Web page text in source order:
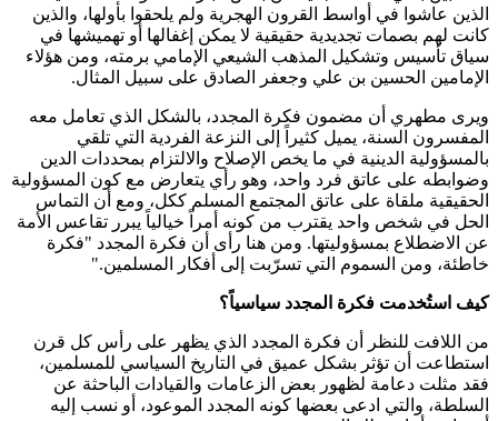
الذين عاشوا في أواسط القرون الهجرية ولم يلحقوا بأولها، والذين
كانت لهم بصمات تجديدية حقيقية لا يمكن إغفالها أو تهميشها في
سياق تأسيس وتشكيل المذهب الشيعي الإمامي برمته، ومن هؤلاء
الإمامين الحسين بن علي وجعفر الصادق على سبيل المثال.
ويرى مطهري أن مضمون فكرة المجدد، بالشكل الذي تعامل معه
المفسرون السنة، يميل كثيراً إلى النزعة الفردية التي تلقي
بالمسؤولية الدينية في ما يخص الإصلاح والالتزام بمحددات الدين
وضوابطه على عاتق فرد واحد، وهو رأي يتعارض مع كون المسؤولية
الحقيقية ملقاة على عاتق المجتمع المسلم ككل، ومع أن التماس
الحل في شخص واحد يقترب من كونه أمراً خيالياً يبرر تقاعس الأمة
عن الاضطلاع بمسؤوليتها. ومن هنا رأى أن فكرة المجدد "فكرة
خاطئة، ومن السموم التي تسرّبت إلى أفكار المسلمين".
كيف استُخدمت فكرة المجدد سياسياً؟
من اللافت للنظر أن فكرة المجدد الذي يظهر على رأس كل قرن
استطاعت أن تؤثر بشكل عميق في التاريخ السياسي للمسلمين،
فقد مثلت دعامة لظهور بعض الزعامات والقيادات الباحثة عن
السلطة، والتي ادعى بعضها كونه المجدد الموعود، أو نسب إليه